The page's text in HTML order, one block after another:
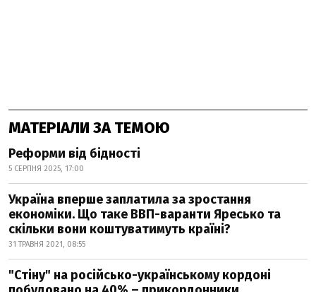
МАТЕРІАЛИ ЗА ТЕМОЮ
Реформи від бідності
5 СЕРПНЯ 2025, 17:00
Україна вперше заплатила за зростання
економіки. Що таке ВВП-варанти Яресько та
скільки вони коштуватимуть країні?
31 ТРАВНЯ 2021, 08:55
"Стіну" на російсько-українському кордоні